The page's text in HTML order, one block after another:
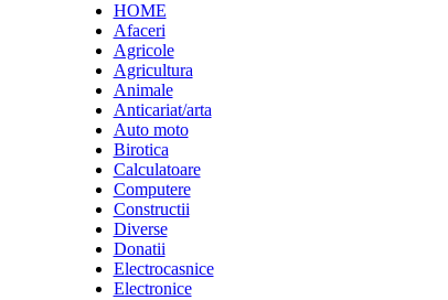
HOME
Afaceri
Agricole
Agricultura
Animale
Anticariat/arta
Auto moto
Birotica
Calculatoare
Computere
Constructii
Diverse
Donatii
Electrocasnice
Electronice